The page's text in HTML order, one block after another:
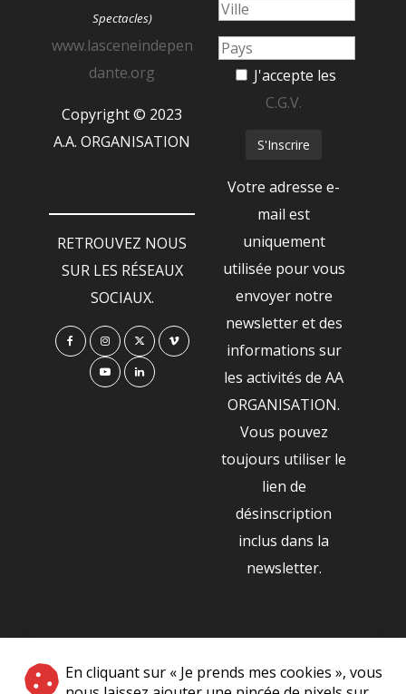
En cliquant sur « Je prends mes cookies », vous
Spectacles)
www.lasceneindepen
dante.org
Copyright © 2023
A.A. ORGANISATION
RETROUVEZ NOUS
SUR LES RÉSEAUX
SOCIAUX.
J'accepte les
C.G.V.
Votre adresse e-
mail est
uniquement
utilisée pour vous
envoyer notre
newsletter et des
informations sur
les activités de AA
ORGANISATION.
Vous pouvez
toujours utiliser le
lien de
désinscription
inclus dans la
newsletter.
NOS PARTENAIRES
|